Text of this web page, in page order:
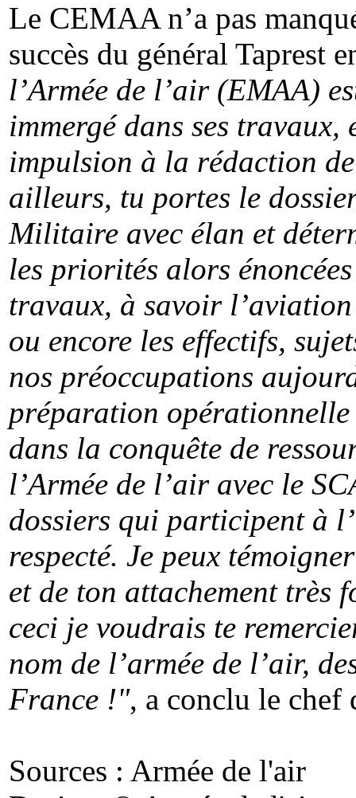
Le CEMAA n’a pas
succès du général Taprest
l’Armée de l’air (EMAA)
immergé dans ses
impulsion à la rédaction
ailleurs, tu portes le
Militaire avec élan et
les priorités alors
travaux, à savoir
ou encore les effectifs,
nos préoccupations
préparation opérationnelle
dans la conquête de
l’Armée de l’air avec le
dossiers qui participent à
respecté. Je peux
et de ton attachement très
ceci je voudrais te
nom de l’armée de l’air,
France !", a conclu le chef
Sources : Armée de l'air